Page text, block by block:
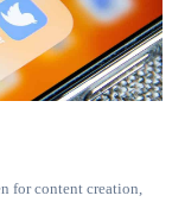
for content creation,